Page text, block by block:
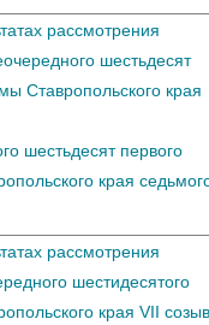
рассмотрения
шестьдесят
Ставропольского края
шестьдесят первого
края
рассмотрения
шестидесятого
края VII